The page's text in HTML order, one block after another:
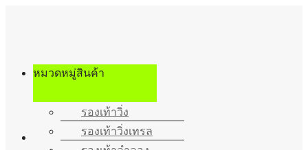
เนื้อหา
หมวดหมู่สินค้า
รองเท้าวิ่ง
รองเท้าวิ่งเทรล